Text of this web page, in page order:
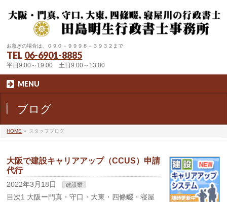
お急ぎの場合は、０９０－９９９８－３９３２まで
TEL 06-6901-8885
平日9:00～19:00 土日9:00～13:00
MENU
ブログ
HOME » スタッフブログ
大阪で建設キャリアアップ（CCUS）申請
代行
2022年3月18日 建設業
目次1 大阪ー門真・守口・大東・四條畷・寝屋